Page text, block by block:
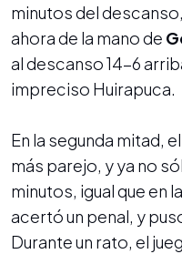
minutos del
ahora de la mano de
al descanso 14-6
impreciso Huirapuca.
En la segunda mitad,
más parejo, y ya no
minutos, igual que en
acertó un penal, y
Durante un rato, el